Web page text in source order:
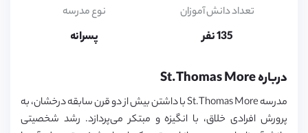
17,
18,
تعداد دانش آموزان
135 نفر
نوع مدرسه
پسرانه
درباره St.Thomas More
مدرسه St.Thomas More با داشتن بیش از دو قرن سابقه درخشان، به
پرورش افرادی خلاق، با انگیزه و مبتکر می‌پردازد. رشد شخصیتی